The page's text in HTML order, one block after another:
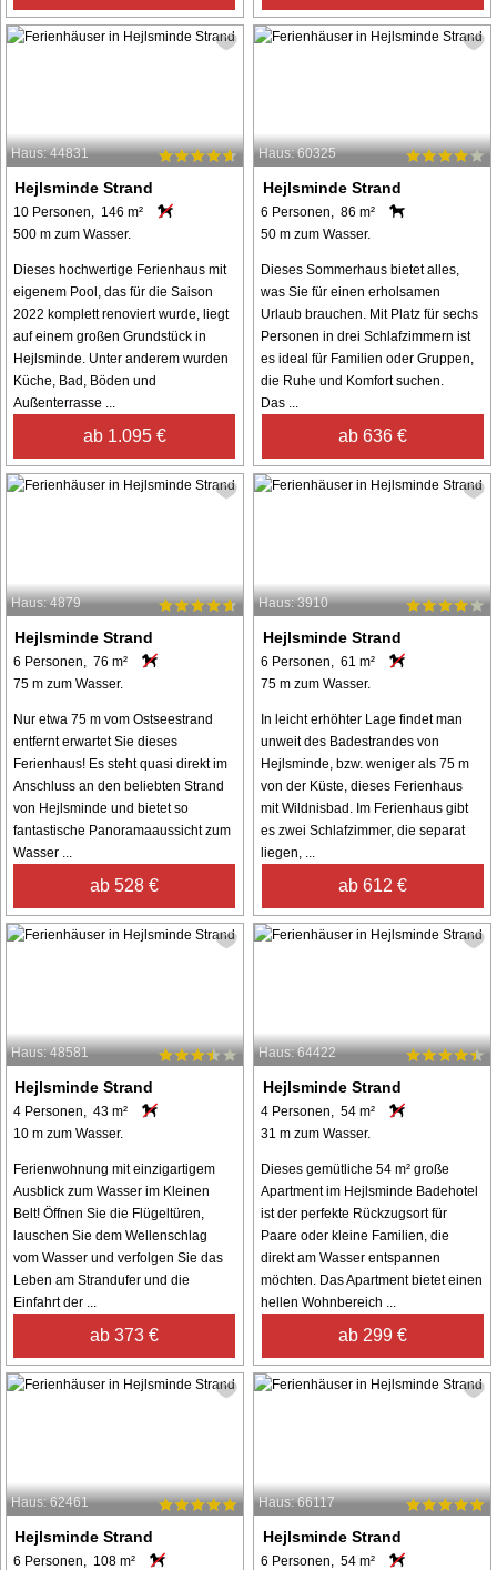
Haus: 44831
Hejlsminde Strand
10 Personen, 146 m²
500 m zum Wasser.
Dieses hochwertige Ferienhaus mit
eigenem Pool, das für die Saison
2022 komplett renoviert wurde, liegt
auf einem großen Grundstück in
Hejlsminde. Unter anderem wurden
Küche, Bad, Böden und
Außenterrasse ...
ab 1.095 €
Haus: 60325
Hejlsminde Strand
6 Personen, 86 m²
50 m zum Wasser.
Dieses Sommerhaus bietet alles,
was Sie für einen erholsamen
Urlaub brauchen. Mit Platz für sechs
Personen in drei Schlafzimmern ist
es ideal für Familien oder Gruppen,
die Ruhe und Komfort suchen.
Das ...
ab 636 €
Haus: 4879
Hejlsminde Strand
6 Personen, 76 m²
75 m zum Wasser.
Nur etwa 75 m vom Ostseestrand
entfernt erwartet Sie dieses
Ferienhaus! Es steht quasi direkt im
Anschluss an den beliebten Strand
von Hejlsminde und bietet so
fantastische Panoramaaussicht zum
Wasser ...
ab 528 €
Haus: 3910
Hejlsminde Strand
6 Personen, 61 m²
75 m zum Wasser.
In leicht erhöhter Lage findet man
unweit des Badestrandes von
Hejlsminde, bzw. weniger als 75 m
von der Küste, dieses Ferienhaus
mit Wildnisbad. Im Ferienhaus gibt
es zwei Schlafzimmer, die separat
liegen, ...
ab 612 €
Haus: 48581
Hejlsminde Strand
4 Personen, 43 m²
10 m zum Wasser.
Ferienwohnung mit einzigartigem
Ausblick zum Wasser im Kleinen
Belt! Öffnen Sie die Flügeltüren,
lauschen Sie dem Wellenschlag
vom Wasser und verfolgen Sie das
Leben am Strandufer und die
Einfahrt der ...
ab 373 €
Haus: 64422
Hejlsminde Strand
4 Personen, 54 m²
31 m zum Wasser.
Dieses gemütliche 54 m² große
Apartment im Hejlsminde Badehotel
ist der perfekte Rückzugsort für
Paare oder kleine Familien, die
direkt am Wasser entspannen
möchten. Das Apartment bietet einen
hellen Wohnbereich ...
ab 299 €
Haus: 62461
Hejlsminde Strand
6 Personen, 108 m²
Haus: 66117
Hejlsminde Strand
6 Personen, 54 m²